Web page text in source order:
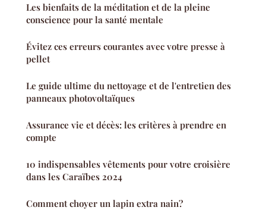
Les bienfaits de la méditation et de la pleine
conscience pour la santé mentale
Évitez ces erreurs courantes avec votre presse à
pellet
Le guide ultime du nettoyage et de l'entretien des
panneaux photovoltaïques
Assurance vie et décès: les critères à prendre en
compte
10 indispensables vêtements pour votre croisière
dans les Caraïbes 2024
Comment choyer un lapin extra nain?